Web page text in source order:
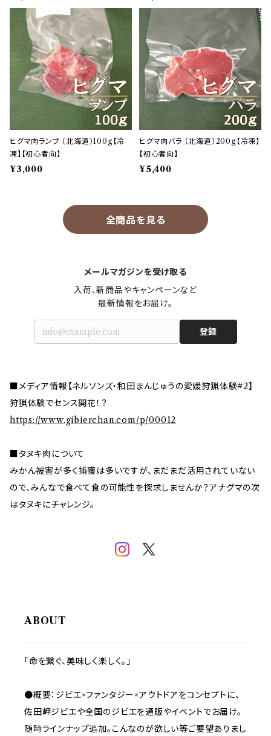
ヒグマ肉ランプ （北海道）100g【冷
凍】【初心者向】
¥3,000
ヒグマ肉バラ （北海道）200g【冷凍】
【初心者向】
¥5,400
全商品を見る
メールマガジンを受け取る
入荷、新商品やキャンペーンなど
最新情報をお届け。
登録
■メディア情報【ネルソンズ・和田まんじゅうの愛媛狩猟体験#2】
狩猟体験でセンス開花！？
https://www.gibierchan.com/p/00012
■タヌキ肉について
みかん被害が多く捕獲は多いですが、まだまだ活用されていない
ので、みんなで食べて食の可能性を探求しませんか？アナグマの次
はタヌキにチャレンジ。
ABOUT
「命を繋ぐ、美味しく楽しく。」
●概要：ジビエ×ファンタジー×アウトドアをコンセプトに、
佐田岬ジビエや全国のジビエを通販やイベントでお届け。
随時ラインナップ追加。こんなのが欲しい等ご要望ありまし